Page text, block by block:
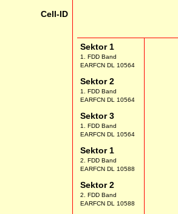
Cell-ID
Sektor 1
1. FDD Band
EARFCN DL 10564
Sektor 2
1. FDD Band
EARFCN DL 10564
Sektor 3
1. FDD Band
EARFCN DL 10564
Sektor 1
2. FDD Band
EARFCN DL 10588
Sektor 2
2. FDD Band
EARFCN DL 10588